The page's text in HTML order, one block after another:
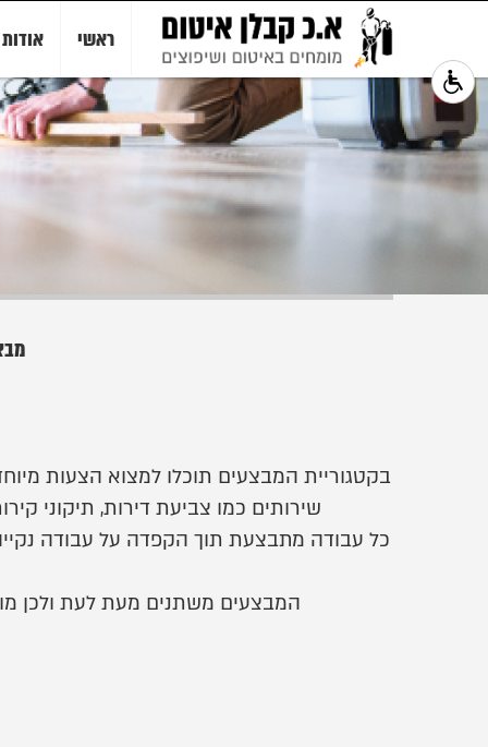
ראשי אודות
בקטגוריית המבצעים תוכלו למצוא הצעות
שירותים כמו צביעת דירות, תיקוני
כל עבודה מתבצעת תוך הקפדה על עבודה
המבצעים משתנים מעת לעת ולכן